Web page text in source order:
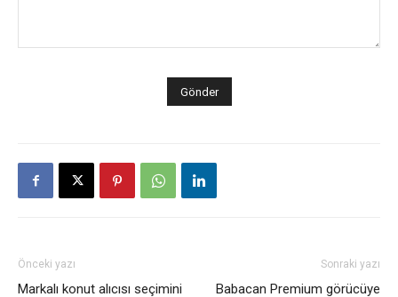
Önceki yazı
Markalı konut alıcısı seçimini
Sonraki yazı
Babacan Premium görücüye